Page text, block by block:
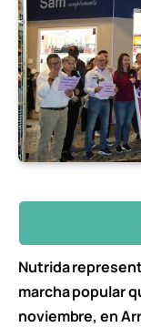
Nutrida
marcha popular
noviembre, en